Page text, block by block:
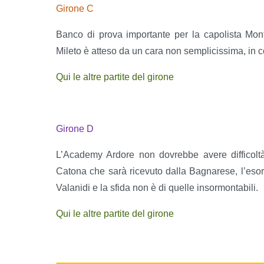
Girone C
Banco di prova importante per la capolista
Mileto è atteso da un cara non semplicissima, in
Qui le altre partite del girone
Girone D
L’Academy Ardore non dovrebbe avere
Catona che sarà ricevuto dalla Bagnarese,
Valanidi e la sfida non è di quelle insormontabili.
Qui le altre partite del girone